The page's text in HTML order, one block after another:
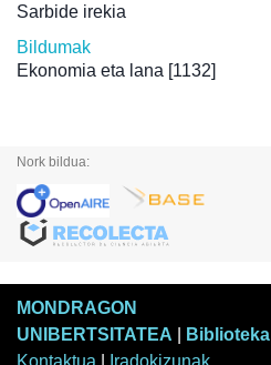
Sarbide irekia
Bildumak
Ekonomia eta lana [1132]
Nork bildua:
MONDRAGON
UNIBERTSITATEA
Biblioteka